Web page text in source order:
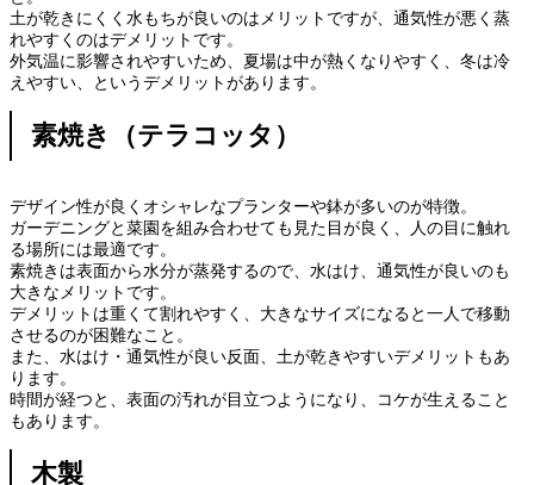
土が乾きにくく水もちが良いのはメリットですが、通気性が悪く蒸
れやすくのはデメリットです。
外気温に影響されやすいため、夏場は中が熱くなりやすく、冬は冷
えやすい、というデメリットがあります。
素焼き（テラコッタ）
デザイン性が良くオシャレなプランターや鉢が多いのが特徴。
ガーデニングと菜園を組み合わせても見た目が良く、人の目に触れ
る場所には最適です。
素焼きは表面から水分が蒸発するので、水はけ、通気性が良いのも
大きなメリットです。
デメリットは重くて割れやすく、大きなサイズになると一人で移動
させるのが困難なこと。
また、水はけ・通気性が良い反面、土が乾きやすいデメリットもあ
ります。
時間が経つと、表面の汚れが目立つようになり、コケが生えること
もあります。
木製